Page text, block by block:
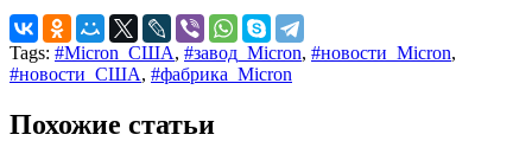
Tags: #Micron_США, #завод_Micron, #новости_Micron,
#новости_США, #фабрика_Micron
Похожие статьи